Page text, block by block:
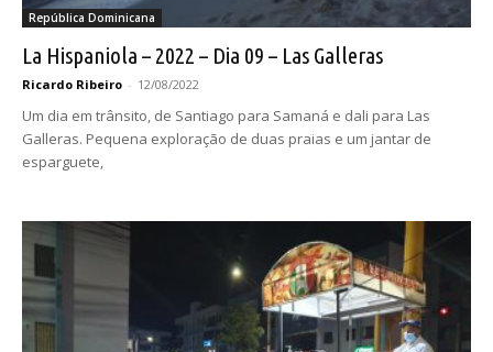
República Dominicana
La Hispaniola – 2022 – Dia 09 – Las Galleras
Ricardo Ribeiro - 12/08/2022
Um dia em trânsito, de Santiago para Samaná e dali para Las
Galleras. Pequena exploração de duas praias e um jantar de
esparguete,